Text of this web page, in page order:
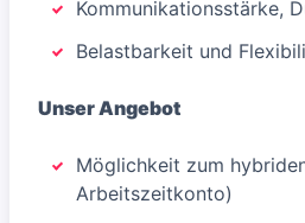
Kommunikationsstärke,
Belastbarkeit und
Unser Angebot
Möglichkeit zum
Arbeitszeitkonto)